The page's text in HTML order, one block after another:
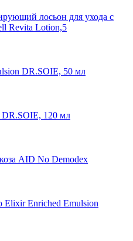
лосьон для ухода с
Revita Lotion,5
DR.SOIE, 50 мл
120 мл
AID No Demodex
Elixir Enriched Emulsion